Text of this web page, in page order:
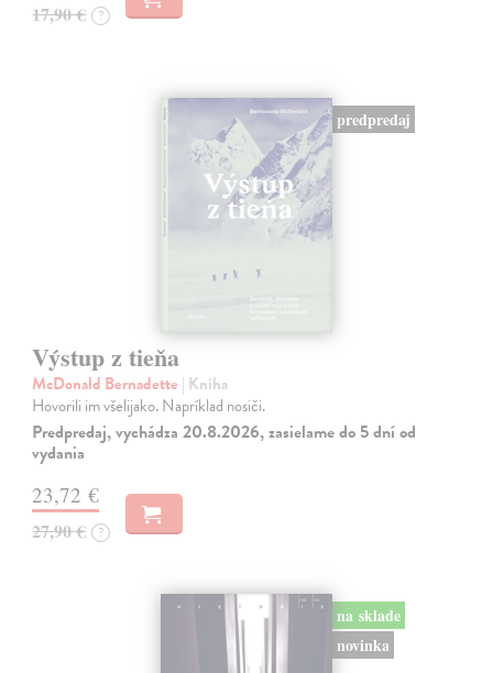
17,90 € ?
predpredaj
Výstup z tieňa
McDonald Bernadette | Kniha
Hovorili im všelijako. Napríklad nosiči.
Predpredaj, vychádza 20.8.2026, zasielame do 5 dní od
vydania
23,72 €
27,90 € ?
na sklade
novinka